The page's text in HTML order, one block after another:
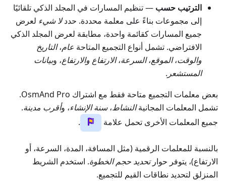
الترتيب حسب — تنظيم المسارات في المجلد الذكي تلقائيًا
إلى مجموعات بناءً على معلمة محددة. حددلا شيء لعرض
جميع المسارات كقائمة واحدة، مطابقة لعرض المجلد الذكي
الافتراضي. تشمل أنواع التجميع المتاحة عام،التاريخ
والوقت،الموقع،السرعة،الارتفاع والارتفاع، وبيانات
المستشعر .
بعض معلمات التجميع متاحة فقط مع اشتراك OsmAnd Pro.
تشمل المعلمات المجانيةالنشاط،سنة الإنشاء، وأقرب مدينة.
جميع المعلمات الأخرى تحمل علامة
.
بالنسبة للمعلمات الرقمية (مثل المسافة، المدة، السرعة، أو
الارتفاع)، يتوفر حوارتحديد حجم الخطوة. استخدم الشريط
المنزلق لتحديد نطاقات القيم للتجميع.